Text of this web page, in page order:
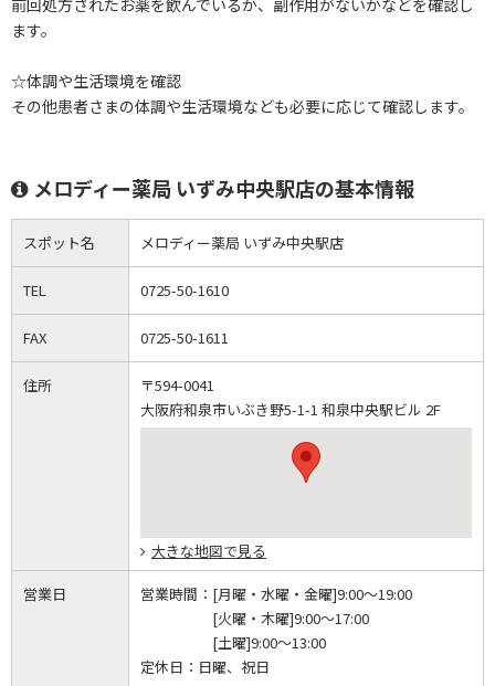
前回処方されたお薬を飲んでいるか、副作用がないかなどを確認し
ます。
☆体調や生活環境を確認
その他患者さまの体調や生活環境なども必要に応じて確認します。
メロディー薬局 いずみ中央駅店の基本情報
スポット名 メロディー薬局 いずみ中央駅店
TEL 0725-50-1610
FAX 0725-50-1611
住所
〒594-0041
大阪府和泉市いぶき野5-1-1 和泉中央駅ビル 2F
大きな地図で見る
営業日 営業時間： [月曜・水曜・金曜]9:00～19:00
[火曜・木曜]9:00～17:00
[土曜]9:00～13:00
定休日： 日曜、祝日